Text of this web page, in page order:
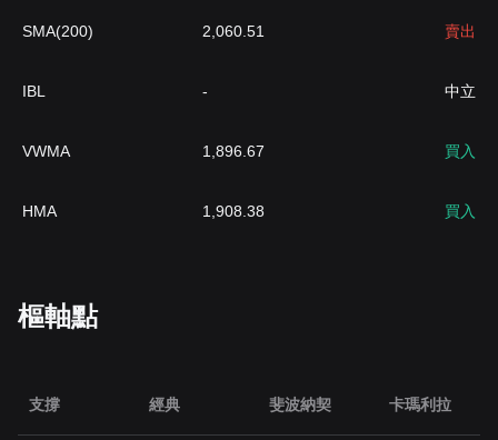
SMA(200) 2,060.51 賣出
IBL - 中立
VWMA 1,896.67 買入
HMA 1,908.38 買入
樞軸點
支撐 經典 斐波納契 卡瑪利拉